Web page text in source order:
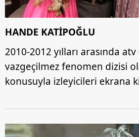
HANDE KATİPOĞLU
2010-2012 yılları arasında
vazgeçilmez fenomen dizisi
konusuyla izleyicileri ekrana